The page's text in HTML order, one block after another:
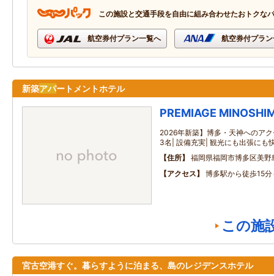
この施設と交通手段を自由に組み合わせたおトクな
航空券付プラン一覧へ 航空券付プラ
新築アパートメントホテル
PREMIAGE
2026年新築】博多・天神へのア
3名| 設備充実| 観光にも出張にも
住所
福岡県福岡市博多区美野
アクセス
博多駅から徒歩15
この施
宮古空港すぐ。暮らすように泊まる、島のレジデンスホテル